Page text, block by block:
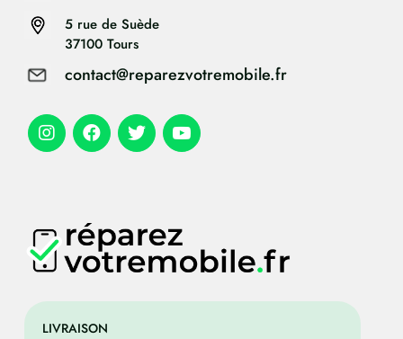
LIVRAISON
5 rue de Suède
37100 Tours
contact@reparezvotremobile.fr